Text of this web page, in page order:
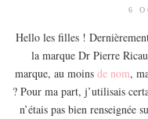
SEYCHELLES
AMÉRIQUE
MEXIQUE
6
Hello les filles !
la marque Dr Pierre
marque, au moins de nom,
? Pour ma part, j’utilisais
n’étais pas bien renseignée